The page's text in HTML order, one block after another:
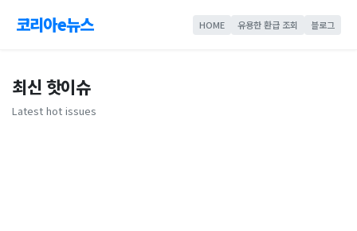
코리아e뉴스 HOME 유용한 환급 조회 블로그
최신 핫이슈
Latest hot issues